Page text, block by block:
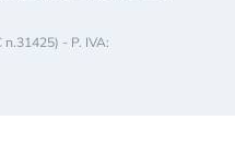
- P. IVA: